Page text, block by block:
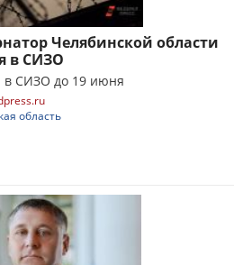
Челябинской области
в СИЗО
в СИЗО до 19 июня
область